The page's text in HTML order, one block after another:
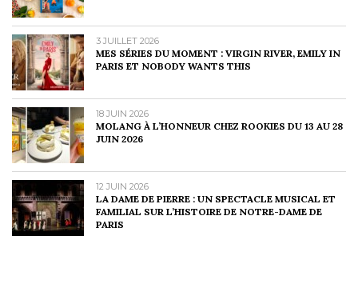
3 JUILLET 2026
MES SÉRIES DU MOMENT : VIRGIN RIVER, EMILY IN
PARIS ET NOBODY WANTS THIS
18 JUIN 2026
MOLANG À L’HONNEUR CHEZ ROOKIES DU 13 AU 28
JUIN 2026
12 JUIN 2026
LA DAME DE PIERRE : UN SPECTACLE MUSICAL ET
FAMILIAL SUR L’HISTOIRE DE NOTRE-DAME DE
PARIS